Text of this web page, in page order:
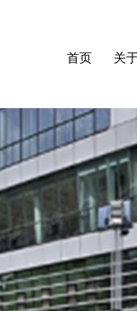
首页 关